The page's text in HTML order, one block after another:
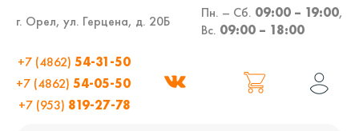
г. Орел, ул. Герцена, д. 20Б
Пн. – Сб. 09:00 – 19:00,
Вс. 09:00 – 18:00
+7 (4862) 54-31-50
+7 (4862) 54-05-50
+7 (953) 819-27-78